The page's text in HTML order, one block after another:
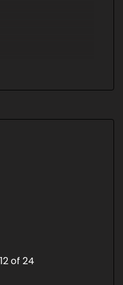
of 24